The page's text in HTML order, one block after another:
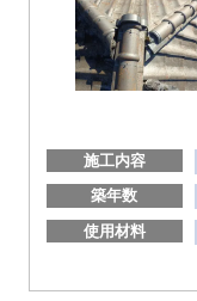
施工内容
築年数
使用材料